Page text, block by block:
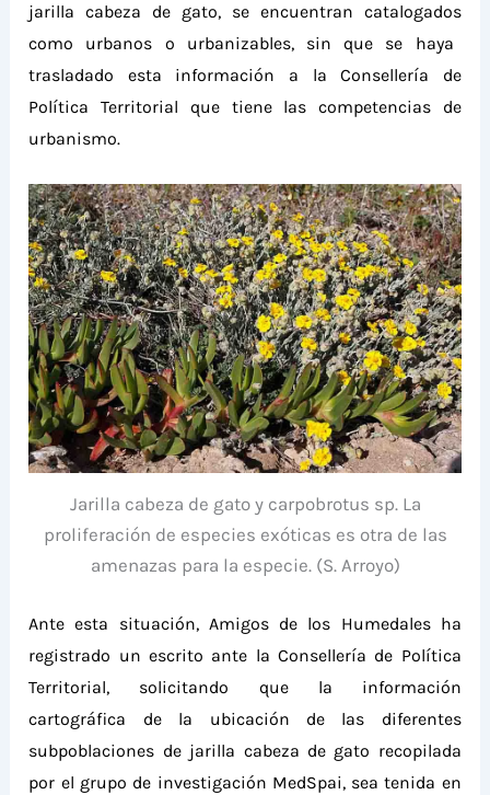
jarilla cabeza de gato, se encuentran catalogados
como urbanos o urbanizables, sin que se haya
trasladado esta información a la Consellería de
Política Territorial que tiene las competencias de
urbanismo.
Jarilla cabeza de gato y carpobrotus sp. La
proliferación de especies exóticas es otra de las
amenazas para la especie. (S. Arroyo)
Ante esta situación, Amigos de los Humedales ha
registrado un escrito ante la Consellería de Política
Territorial, solicitando que la información
cartográfica de la ubicación de las diferentes
subpoblaciones de jarilla cabeza de gato recopilada
por el grupo de investigación MedSpai, sea tenida en